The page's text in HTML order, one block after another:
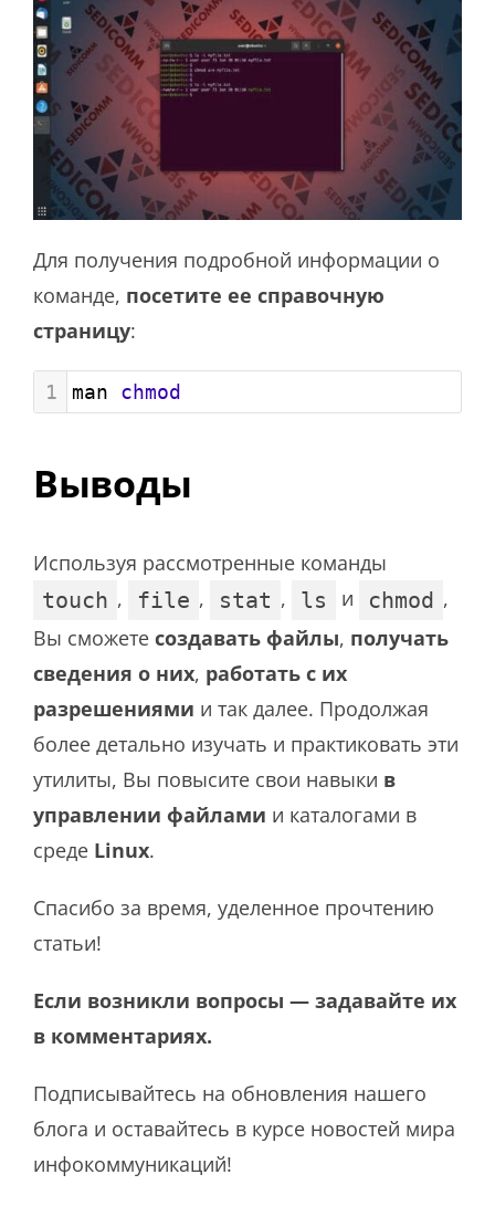
Для получения подробной информации о
команде, посетите ее справочную
страницу:
1 man chmod
Выводы
Используя рассмотренные команды
touch , file , stat , ls и chmod ,
Вы сможете создавать файлы, получать
сведения о них, работать с их
разрешениями и так далее. Продолжая
более детально изучать и практиковать эти
утилиты, Вы повысите свои навыки в
управлении файлами и каталогами в
среде Linux.
Спасибо за время, уделенное прочтению
статьи!
Если возникли вопросы — задавайте их
в комментариях.
Подписывайтесь на обновления нашего
блога и оставайтесь в курсе новостей мира
инфокоммуникаций!